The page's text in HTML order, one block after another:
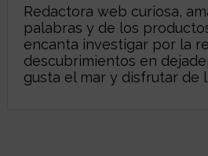
Redactora web curiosa,
palabras y de los
encanta investigar por la
descubrimientos en
gusta el mar y disfrutar de